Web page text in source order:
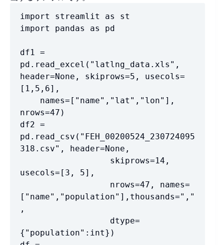
import streamlit as st
import pandas as pd
df1 =
pd.read_excel("latlng_data.xls",
header=None, skiprows=5, usecols=
[1,5,6],
nrows=47)
df2 =
pd.read_csv("FEH_00200524_230724095
318.csv", header=None,
usecols=[3, 5],
["name","population"],thousands=","
,
{"population":int})